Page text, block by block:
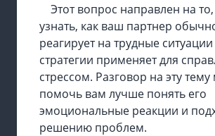
Этот вопрос направлен на
узнать, как ваш партнер
реагирует на трудные
стратегии применяет для
стрессом. Разговор на эту
помочь вам лучше понять его
эмоциональные реакции и
решению проблем.